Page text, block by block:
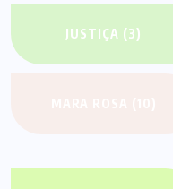
JUSTIÇA (3)